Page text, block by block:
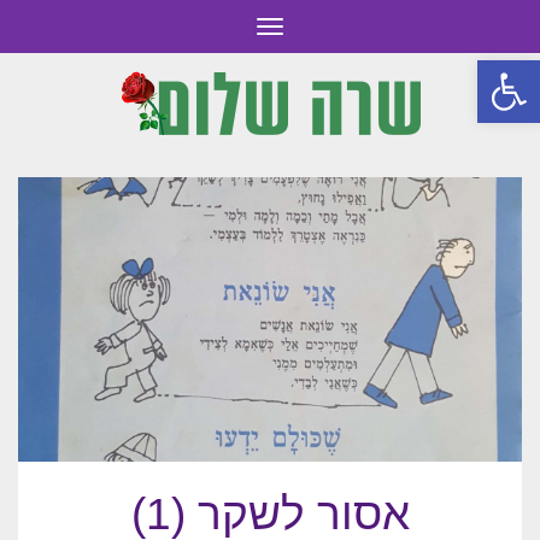
פתח סרגל נגישות
תפריט
אסור לשקר (1)